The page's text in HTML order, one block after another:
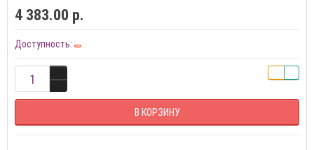
4 383.00 р.
Доступность:
В КОРЗИНУ